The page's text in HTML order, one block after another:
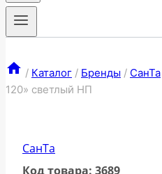
/ Каталог / Бренды / СанТа
120» светлый НП
СанТа
Код товара: 3689